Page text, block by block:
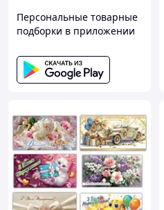
Персональные товарные
подборки в приложении